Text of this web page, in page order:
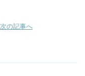
次の記事へ